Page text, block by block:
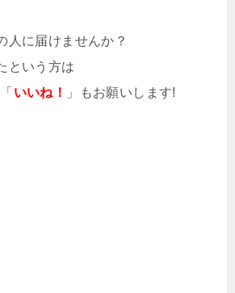
人に届けませんか？
という方は
いいね！ 」もお願いします!